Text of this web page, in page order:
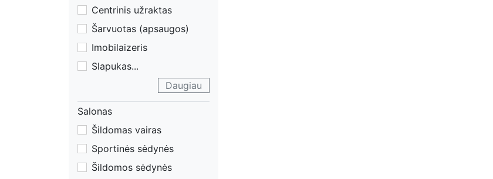
Centrinis užraktas
Šarvuotas (apsaugos)
Imobilaizeris
Slapukas...
Daugiau
Salonas
Šildomas vairas
Sportinės sėdynės
Šildomos sėdynės